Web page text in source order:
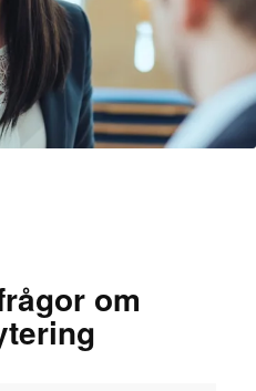
som maskinteknik,
utbildning. Det är
av att hantera
eftersom det krävs
tekniska och operativa
gemensamma mål.
kommunikatörer för
olika avdelningar och
om